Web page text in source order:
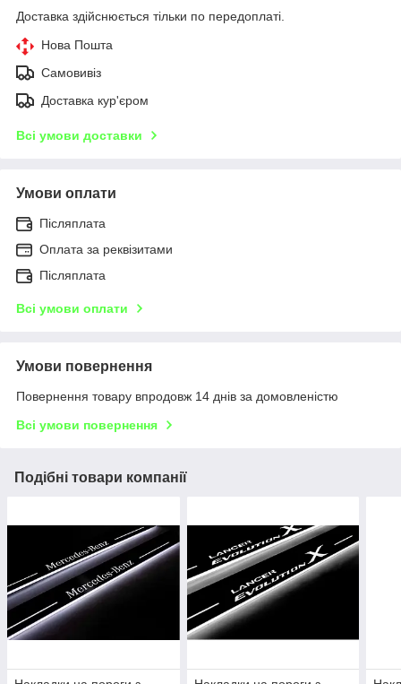
Доставка здійснюється тільки по передоплаті.
Нова Пошта
Самовивіз
Доставка кур'єром
Всі умови доставки
Умови оплати
Післяплата
Оплата за реквізитами
Післяплата
Всі умови оплати
Умови повернення
Повернення товару впродовж 14 днів за домовленістю
Всі умови повернення
Подібні товари компанії